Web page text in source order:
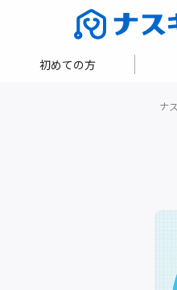
初めての方
ナ